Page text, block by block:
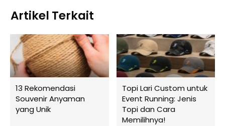
Artikel Terkait
13 Rekomendasi
Souvenir Anyaman
yang Unik
Topi Lari Custom untuk
Event Running: Jenis
Topi dan Cara
Memilihnya!